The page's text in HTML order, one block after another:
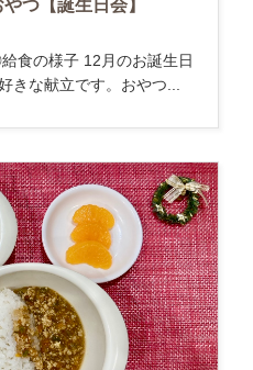
つ【誕生日会】
食の様子 12月のお誕生日
きな献立です。おやつ...